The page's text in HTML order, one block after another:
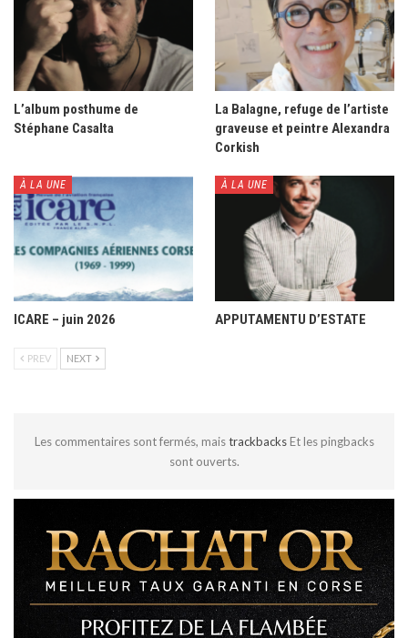
L’album posthume de
Stéphane Casalta
La Balagne, refuge de l’artiste
graveuse et peintre Alexandra
Corkish
À LA UNE
ICARE – juin 2026
À LA UNE
APPUTAMENTU D’ESTATE
PREV NEXT
Les commentaires sont fermés, maistrackbacks Et les pingbacks
sont ouverts.